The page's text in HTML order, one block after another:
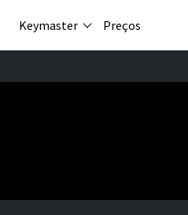
Keymaster Preços